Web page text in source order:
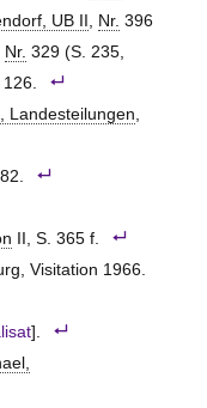
UB II Nr. 396
Nr. 329 (S. 235,
Landesteilungen
II, S. 365 f.
Visitation 1966.
].